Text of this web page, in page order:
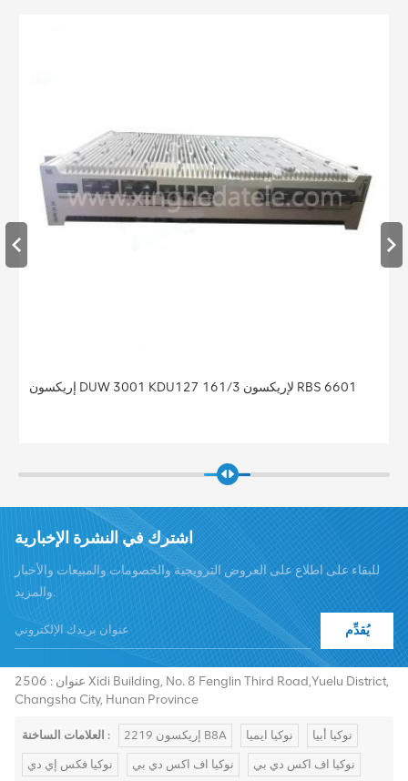
المحطة الأساسية BBU النطاق الأساسي إريكسون النطاق الأساسي
اشترك في النشرة الإخبارية
للبقاء على اطلاع على العروض الترويجية والخصومات والمبيعات والأخبار
والمزيد.
يُقدِّم
+8619376997331
عنوان : 2506 Xidi Building, No. 8 Fenglin Third Road,Yuelu District,
Changsha City, Hunan Province
العلامات الساخنة : إريكسون 2219 B8A نوكيا ايميا نوكيا أبيا
نوكيا فكس إي دي نوكيا اف اكس دي بي نوكيا اف اكس دي بي